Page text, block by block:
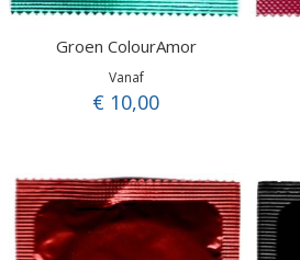
Groen ColourAmor
Vanaf
€ 10,00